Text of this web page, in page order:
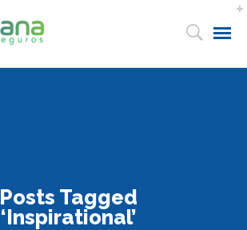
Posts Tagged
‘Inspirational’